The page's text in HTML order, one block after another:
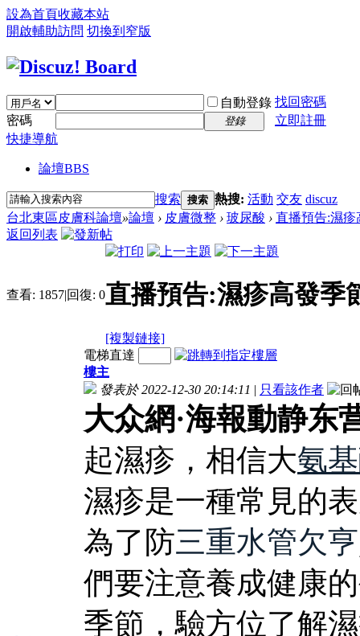
設為首頁收藏本站
開啟輔助訪問 切換到窄版
自動登錄 找回密碼
密碼
登錄
立即註冊
快捷導航
論壇BBS
搜索 搜索 熱搜: 活動 交友 discuz
台北東區皮膚科論壇»論壇 › 皮膚微整 › 玻尿酸 › 直播預告:濕疹
返回列表
查看: 1857|回復: 0直播預告:濕疹高發季
[複製鏈接]
電梯直達
樓主
發表於 2022-12-30 20:14:11 | 只看該作者
大众網·海報動静东
起濕疹，相信大氨
濕疹是一種常見的
為了防三重水管欠亨
們要注意養成健康
季節，驗方位了解